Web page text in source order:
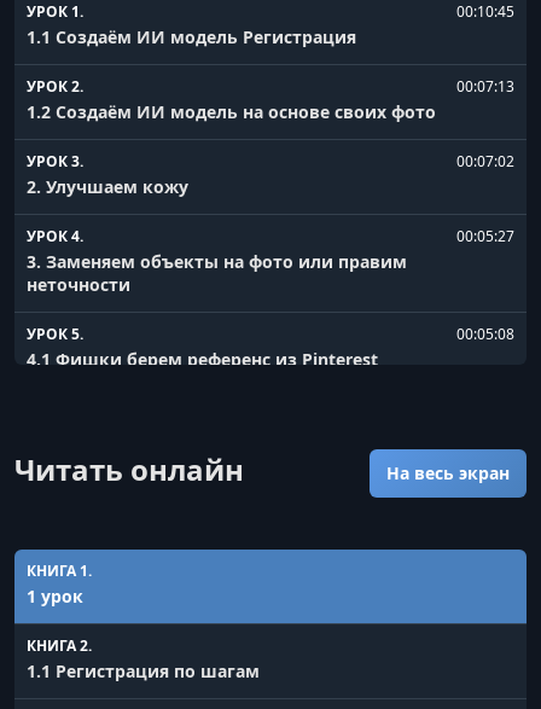
УРОК 1. 00:10:45
1.1 Создаём ИИ модель Регистрация
УРОК 2. 00:07:13
1.2 Создаём ИИ модель на основе своих фото
УРОК 3. 00:07:02
2. Улучшаем кожу
УРОК 4. 00:05:27
3. Заменяем объекты на фото или правим
неточности
УРОК 5. 00:05:08
4.1 Фишки берем референс из Pinterest
Читать онлайн На весь экран
КНИГА 1.
1 урок
КНИГА 2.
1.1 Регистрация по шагам